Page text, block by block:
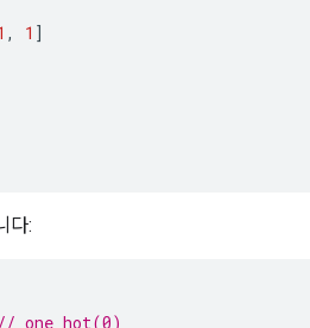
, 1 ]
다:
// one_hot(0)